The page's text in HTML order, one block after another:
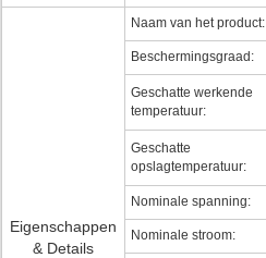
Eigenschappen
& Details
Naam van het product:
Beschermingsgraad:
Geschatte werkende
temperatuur:
Geschatte
opslagtemperatuur:
Nominale spanning:
Nominale stroom: